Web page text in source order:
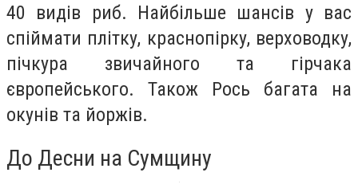
40 видів риб. Найбільше шансів у вас
спіймати плітку, краснопірку, верховодку,
пічкура звичайного та гірчака
європейського. Також Рось багата на
окунів та йоржів.
До Десни на Сумщину